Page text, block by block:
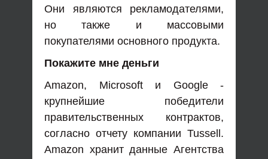
Они являются рекламодателями,
но также и массовыми
покупателями основного продукта.
Покажите мне деньги
Amazon, Microsoft и Google -
крупнейшие победители
правительственных контрактов,
согласно отчету компании Tussell.
Amazon хранит данные Агентства